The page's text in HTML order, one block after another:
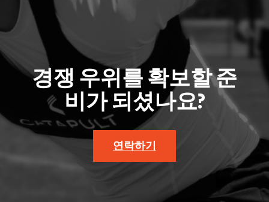
경쟁 우위를 확보할 준
비가 되셨나요?
연락하기